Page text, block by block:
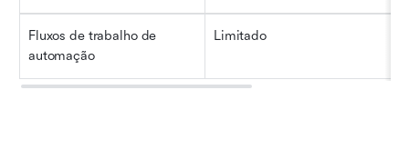
Fluxos de trabalho de
automação
Limitado